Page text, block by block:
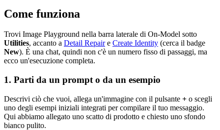
Come funziona
Trovi Image Playground nella barra laterale di On-Model sotto
Utilities, accanto a Detail Repaire Create Identity (cerca il badge
New). È una chat, quindi non c'è un numero fisso di passaggi, ma
ecco un'esecuzione completa.
1. Parti da un prompt o da un esempio
Descrivi ciò che vuoi, allega un'immagine con il pulsante + o scegli
uno degli esempi iniziali integrati per compilare il tuo messaggio.
Qui abbiamo allegato uno scatto di prodotto e chiesto uno sfondo
bianco pulito.